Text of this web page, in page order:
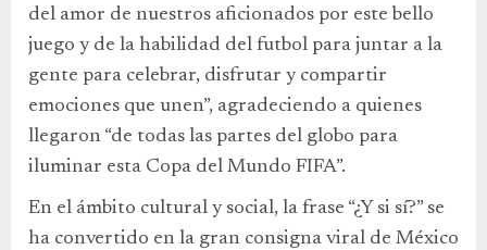
del amor de nuestros aficionados por este bello
juego y de la habilidad del futbol para juntar a la
gente para celebrar, disfrutar y compartir
emociones que unen”, agradeciendo a quienes
llegaron “de todas las partes del globo para
iluminar esta Copa del Mundo FIFA”.
En el ámbito cultural y social, la frase “¿Y si sí?” se
ha convertido en la gran consigna viral de México